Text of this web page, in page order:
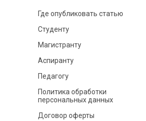
Где опубликовать статью
Студенту
Магистранту
Аспиранту
Педагогу
Политика обработки
персональных данных
Договор оферты